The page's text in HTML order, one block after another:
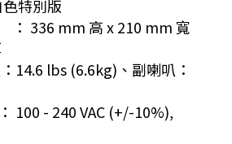
特別版
： 336 mm 高 x 210 mm 寬
14.6 lbs (6.6kg)、副喇叭：
100 - 240 VAC (+/-10%),